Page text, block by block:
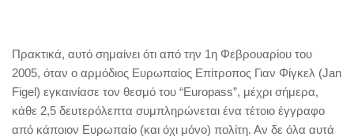
Πρακτικά, αυτό σημαίνει ότι από την 1η Φεβρουαρίου του
2005, όταν ο αρμόδιος Ευρωπαίος Επίτροπος Γιαν Φίγκελ (Jan
Figel) εγκαινίασε τον θεσμό του “Europass”, μέχρι σήμερα,
κάθε 2,5 δευτερόλεπτα συμπληρώνεται ένα τέτοιο έγγραφο
από κάποιον Ευρωπαίο (και όχι μόνο) πολίτη. Αν δε όλα αυτά